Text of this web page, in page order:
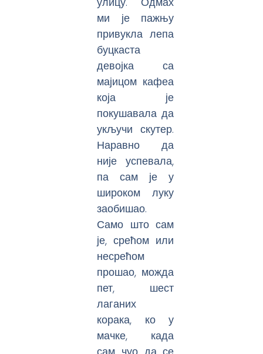
ми је пажњу
привукла лепа
буцкаста
девојка са
мајицом кафеа
која је
покушавала да
укључи скутер.
Наравно да
није успевала,
па сам је у
широком луку
заобишао.
Само што сам
је, срећом или
несрећом
прошао, можда
пет, шест
лаганих
корака, ко у
мачке, када